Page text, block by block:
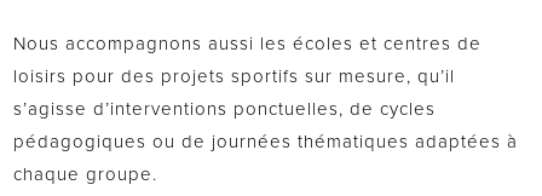
Nous accompagnons aussi les écoles et centres de
loisirs pour des projets sportifs sur mesure, qu’il
s’agisse d’interventions ponctuelles, de cycles
pédagogiques ou de journées thématiques adaptées à
chaque groupe.